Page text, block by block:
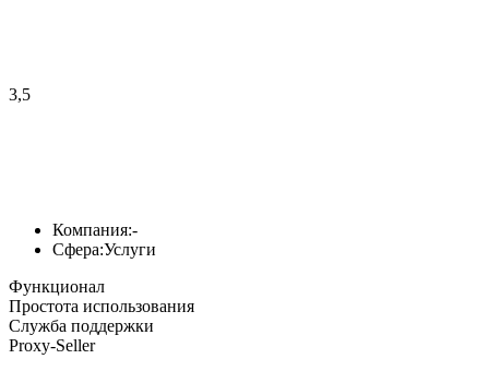
3,5
Компания:-
Сфера:Услуги
Функционал
Простота использования
Служба поддержки
Proxy-Seller